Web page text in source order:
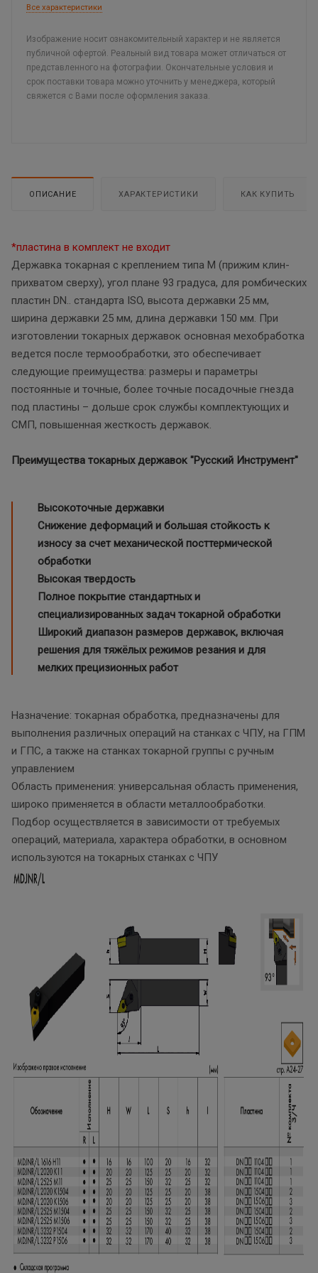
Все характеристики
Изображение носит ознакомительный характер и не является
публичной офертой. Реальный вид товара может отличаться от
представленного на фотографии. Окончательные условия и
срок поставки товара можно уточнить у менеджера, который
свяжется с Вами после оформления заказа.
ОПИСАНИЕ ХАРАКТЕРИСТИКИ КАК КУПИТЬ
*пластина в комплект не входит
Державка токарная с креплением типа M (прижим клин-
прихватом сверху), угол плане 93 градуса, для ромбических
пластин DN.. стандарта ISO, высота державки 25 мм,
ширина державки 25 мм, длина державки 150 мм. При
изготовлении токарных державок основная мехобработка
ведется после термообработки, это обеспечивает
следующие преимущества: размеры и параметры
постоянные и точные, более точные посадочные гнезда
под пластины – дольше срок службы комплектующих и
СМП, повышенная жесткость державок.
Преимущества токарных державок "Русский Инструмент"
Высокоточные державки
Снижение деформаций и большая стойкость к
износу за счет механической посттермической
обработки
Высокая твердость
Полное покрытие стандартных и
специализированных задач токарной обработки
Широкий диапазон размеров державок, включая
решения для тяжёлых режимов резания и для
мелких прецизионных работ
Назначение: токарная обработка, предназначены для
выполнения различных операций на станках с ЧПУ, на ГПМ
и ГПС, а также на станках токарной группы с ручным
управлением
Область применения: универсальная область применения,
широко применяется в области металлообработки.
Подбор осуществляется в зависимости от требуемых
операций, материала, характера обработки, в основном
используются на токарных станках с ЧПУ